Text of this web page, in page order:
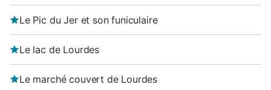
Le Pic du Jer et son funiculaire
Le lac de Lourdes
Le marché couvert de Lourdes